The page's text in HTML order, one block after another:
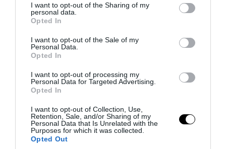
not limited to your visit or usage behaviour. You may click to
grant or deny consent to Google and its third-party tags to
use your data for below specified purposes in below Google
consent section.
I want to opt-out of the Sharing of my
personal data.
Opted In
I want to opt-out of the Sale of my
Personal Data.
Opted In
I want to opt-out of processing my
Personal Data for Targeted Advertising.
Opted In
I want to opt-out of Collection, Use,
Retention, Sale, and/or Sharing of my
Personal Data that Is Unrelated with the
Purposes for which it was collected.
Opted Out
PRONEWS.GR /
Ά.Γεωργιάδης και Κ.Κυρανάκης καλούν
τον Ν.Τραμπ να στηρίξει την επιστροφή
των Γλυπτών του Παρθενώνα
06.08.2026 | 19:15